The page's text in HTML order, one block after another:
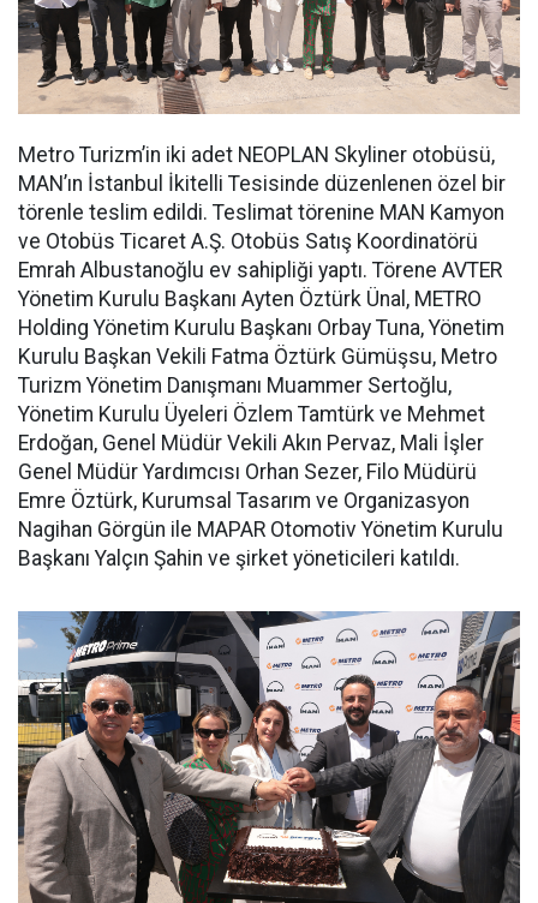
Metro Turizm’in iki adet NEOPLAN Skyliner otobüsü,
MAN’ın İstanbul İkitelli Tesisinde düzenlenen özel bir
törenle teslim edildi. Teslimat törenine MAN Kamyon
ve Otobüs Ticaret A.Ş. Otobüs Satış Koordinatörü
Emrah Albustanoğlu ev sahipliği yaptı. Törene AVTER
Yönetim Kurulu Başkanı Ayten Öztürk Ünal, METRO
Holding Yönetim Kurulu Başkanı Orbay Tuna, Yönetim
Kurulu Başkan Vekili Fatma Öztürk Gümüşsu, Metro
Turizm Yönetim Danışmanı Muammer Sertoğlu,
Yönetim Kurulu Üyeleri Özlem Tamtürk ve Mehmet
Erdoğan, Genel Müdür Vekili Akın Pervaz, Mali İşler
Genel Müdür Yardımcısı Orhan Sezer, Filo Müdürü
Emre Öztürk, Kurumsal Tasarım ve Organizasyon
Nagihan Görgün ile MAPAR Otomotiv Yönetim Kurulu
Başkanı Yalçın Şahin ve şirket yöneticileri katıldı.